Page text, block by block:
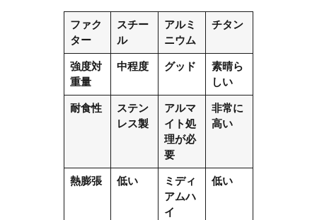
ファク
ター
スチー
ル
アルミ
ニウム
チタン
強度対
重量
中程度 グッド
素晴ら
しい
耐食性
ステン
レス製
アルマ
イト処
理が必
要
非常に
高い
熱膨張 低い
ミディ
アムハ
イ
低い